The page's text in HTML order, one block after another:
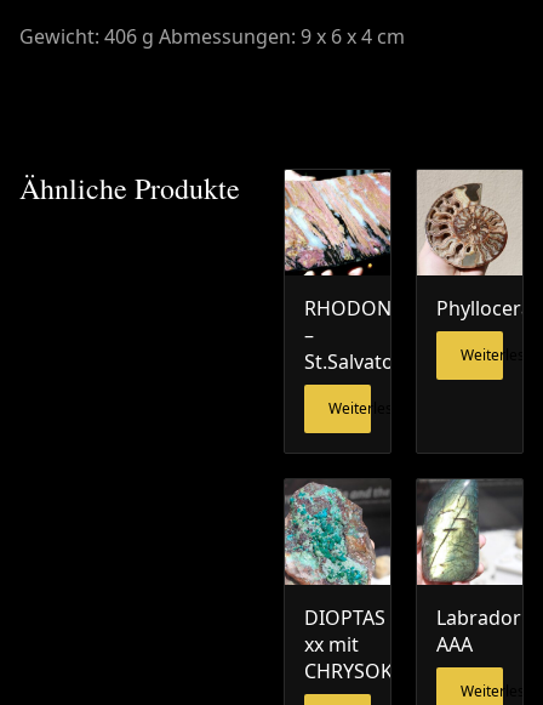
Gewicht: 406 g Abmessungen: 9 x 6 x 4 cm
Ähnliche Produkte
RHODONIT
–
St.Salvator
Weiterlesen
Phylloceras
Weiterlesen
DIOPTAS
xx mit
CHRYSOKOLL
Labradorit
AAA
Weiterlesen